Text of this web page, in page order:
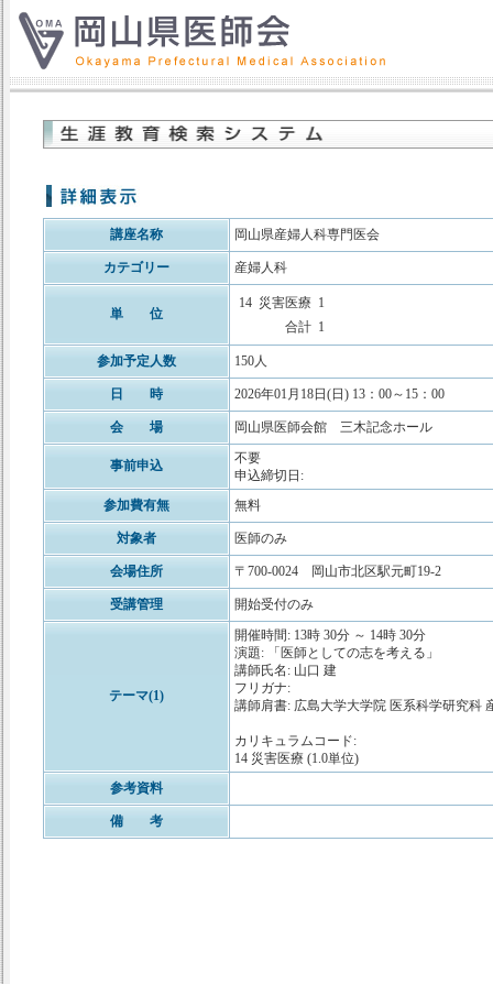
講座名称 岡山県産婦人科専門医会
カテゴリー 産婦人科
単 位
14 災害医療 1
合計 1
参加予定人数 150人
日 時 2026年01月18日(日) 13：00～15：00
会 場 岡山県医師会館 三木記念ホール
事前申込
不要
申込締切日:
参加費有無
無料
対象者 医師のみ
会場住所 〒700-0024 岡山市北区駅元町19-2
受講管理 開始受付のみ
テーマ(1)
開催時間: 13時 30分 ～ 14時 30分
演題: 「医師としての志を考える」
講師氏名: 山口 建
フリガナ:
講師肩書: 広島大学大学院 医系科学研究科
カリキュラムコード:
14 災害医療 (1.0単位)
参考資料
備 考